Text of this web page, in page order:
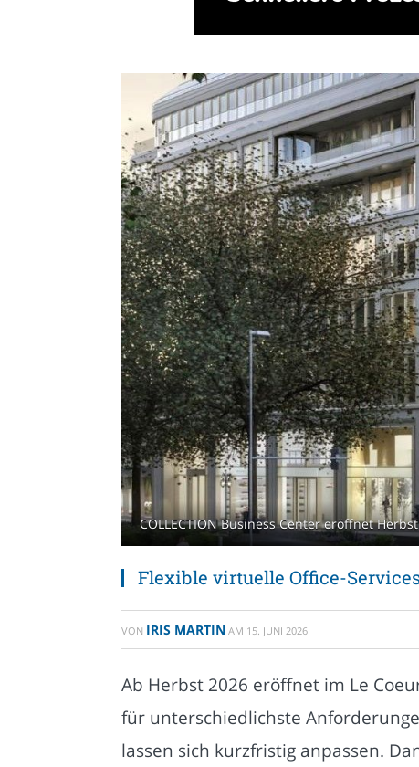
COLLECTION Business Center eröffnet
Flexible virtuelle Office-
VON IRIS MARTIN AM 15. JUNI 2026
Ab Herbst 2026 eröffnet im Le
für unterschiedlichste
lassen sich kurzfristig anpassen.